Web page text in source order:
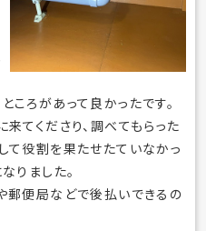
ころがあって良かったです。
てくださり、調べてもらった
て役割を果たせたていなかっ
りました。
郵便局などで後払いできるの